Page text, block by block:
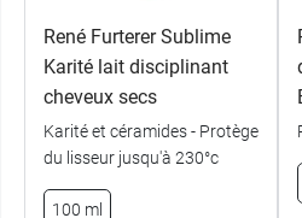
Flacon intégrant des
Fabriqué en France.
Dans la même gamme,
éclat réparateur Furterer
René Furterer Sublime
Karité lait disciplinant
cheveux secs
Karité et céramides - Protège
du lisseur jusqu'à 230°c
100 ml